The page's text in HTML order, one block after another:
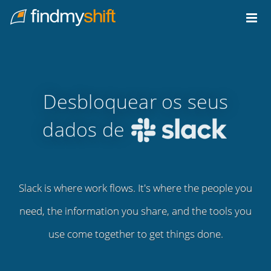
Casa
Desbloquear os seus
dados de
Slack is where work flows. It's where the people you
need, the information you share, and the tools you
use come together to get things done.